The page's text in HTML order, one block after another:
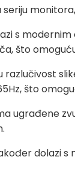
s
što
razlučivost
što
ugrađene
dolazi s